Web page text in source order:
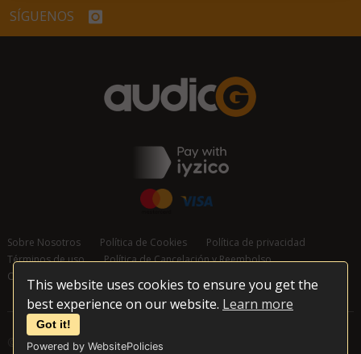
This website uses cookies to ensure you get the
best experience on our website. Learn more
Got it!
Powered by WebsitePolicies
SÍGUENOS
Sobre Nosotros Política de Cookies
Política de privacidad
Términos de uso
Política de Cancelación y Reembolso
Contáctanos
© 2026 audioG - Todos los derechos reservados